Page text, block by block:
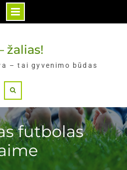
žalias!
– tai gyvenimo būdas
futbolas